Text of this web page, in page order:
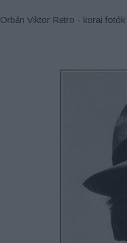
Orbán Viktor Retro - korai